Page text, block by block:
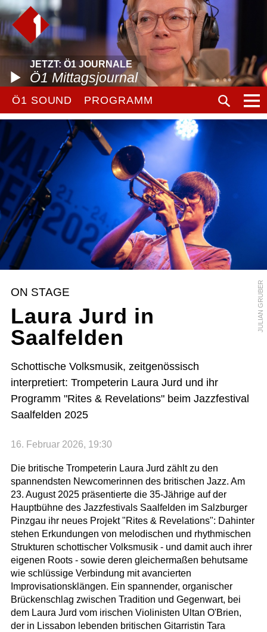
JETZT: Ö1 JOURNALE
Ö1 Mittagsjournal
Ö1 SOUND PROGRAMM
JULIAN GRUBER
ON STAGE
Laura Jurd in
Saalfelden
Schottische Volksmusik, zeitgenössisch
interpretiert: Trompeterin Laura Jurd und ihr
Programm "Rites & Revelations" beim Jazzfestival
Saalfelden 2025
16. Februar 2026, 19:30
Die britische Trompeterin Laura Jurd zählt zu den
spannendsten Newcomerinnen des britischen Jazz. Am
23. August 2025 präsentierte die 35-Jährige auf der
Hauptbühne des Jazzfestivals Saalfelden im Salzburger
Pinzgau ihr neues Projekt "Rites & Revelations": Dahinter
stehen Erkundungen von melodischen und rhythmischen
Strukturen schottischer Volksmusik - und damit auch ihrer
eigenen Roots - sowie deren gleichermaßen behutsame
wie schlüssige Verbindung mit avancierten
Improvisationsklängen. Ein spannender, organischer
Brückenschlag zwischen Tradition und Gegenwart, bei
dem Laura Jurd vom irischen Violinisten Ultan O'Brien,
der in Lissabon lebenden britischen Gitarristin Tara